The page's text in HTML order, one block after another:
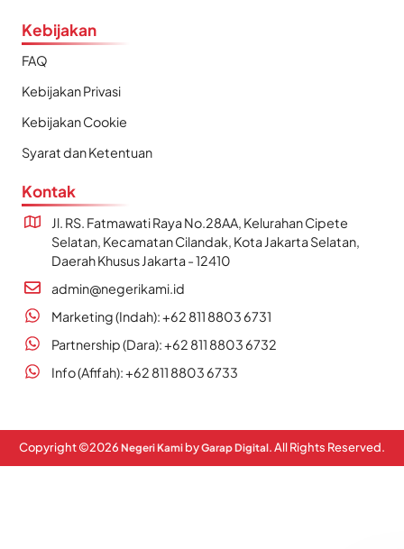
Kebijakan
FAQ
Kebijakan Privasi
Kebijakan Cookie
Syarat dan Ketentuan
Kontak
Jl. RS. Fatmawati Raya No.28AA, Kelurahan Cipete
Selatan, Kecamatan Cilandak, Kota Jakarta Selatan,
Daerah Khusus Jakarta - 12410
admin@negerikami.id
Marketing (Indah): +62 811 8803 6731
Partnership (Dara): +62 811 8803 6732
Info (Afifah): +62 811 8803 6733
Copyright ©2026 Negeri Kami byGarap Digital. All Rights Reserved.